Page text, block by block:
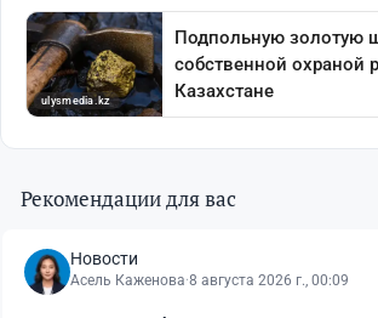
Рекомендации для вас
Новости
Асель Каженова·8 августа 2026 г., 00:09